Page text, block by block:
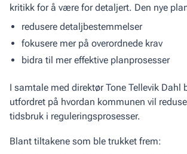
kritikk for å være for detaljert. Den nye
redusere detaljbestemmelser
fokusere mer på overordnede krav
bidra til mer effektive planprosesser
I samtale med direktør Tone Tellevik Dahl
utfordret på hvordan kommunen vil
tidsbruk i reguleringsprosesser.
Blant tiltakene som ble trukket frem: